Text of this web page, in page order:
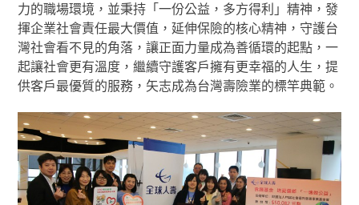
力的職場環境，並秉持「一份公益，多方得利」精神，發
揮企業社會責任最大價值，延伸保險的核心精神，守護台
灣社會看不見的角落，讓正面力量成為善循環的起點，一
起讓社會更有溫度，繼續守護客戶擁有更幸福的人生，提
供客戶最優質的服務，矢志成為台灣壽險業的標竿典範。